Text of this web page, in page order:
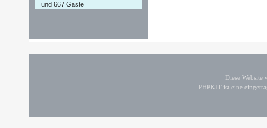
und 667 Gäste
Diese
PHPKIT ist eine